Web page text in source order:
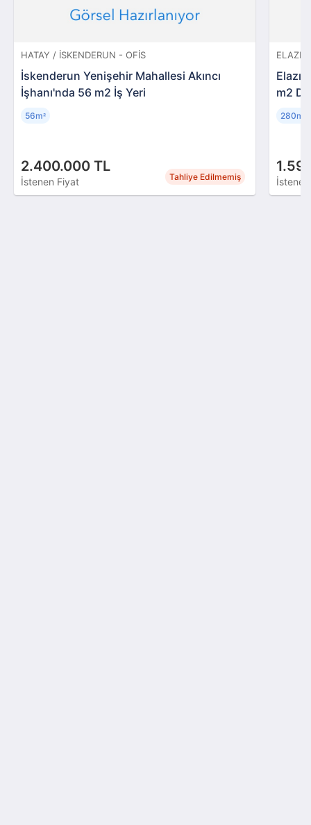
HATAY / İSKENDERUN - OFIS
İskenderun Yenişehir Mahallesi Akıncı
İşhanı'nda 56 m2 İş Yeri
2.400.000 TL
İstenen Fiyat Tahliye Edilmemiş
56m²
m2
280m